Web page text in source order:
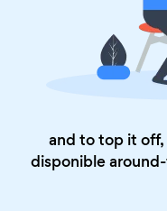
and to top it off,
disponible